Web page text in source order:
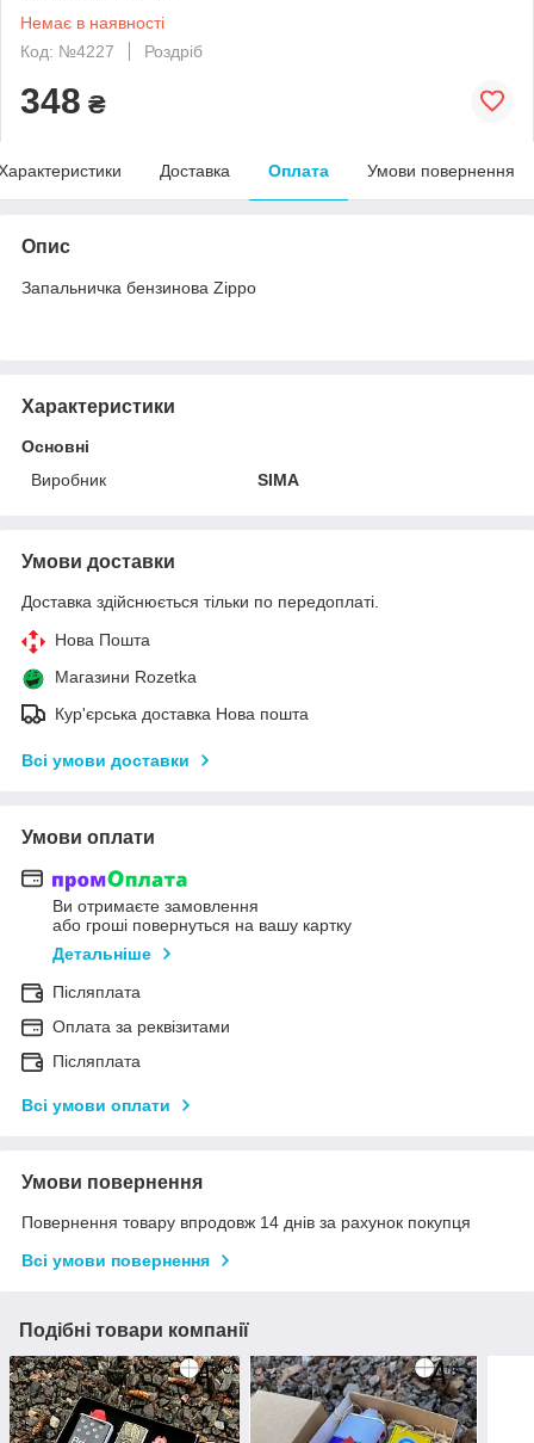
Немає в наявності
Код: №4227
Роздріб
348 ₴
Доставка Оплата Умови повернення
Опис
Запальничка бензинова Zippo
Характеристики
Основні
Виробник
SIMA
Умови доставки
Доставка здійснюється тільки по передоплаті.
Нова Пошта
Магазини Rozetka
Кур'єрська доставка Нова пошта
Всі умови доставки
Умови оплати
Ви отримаєте замовлення
або гроші повернуться на вашу картку
Детальніше
Післяплата
Оплата за реквізитами
Післяплата
Всі умови оплати
Умови повернення
Повернення товару впродовж 14 днів за рахунок покупця
Всі умови повернення
Подібні товари компанії